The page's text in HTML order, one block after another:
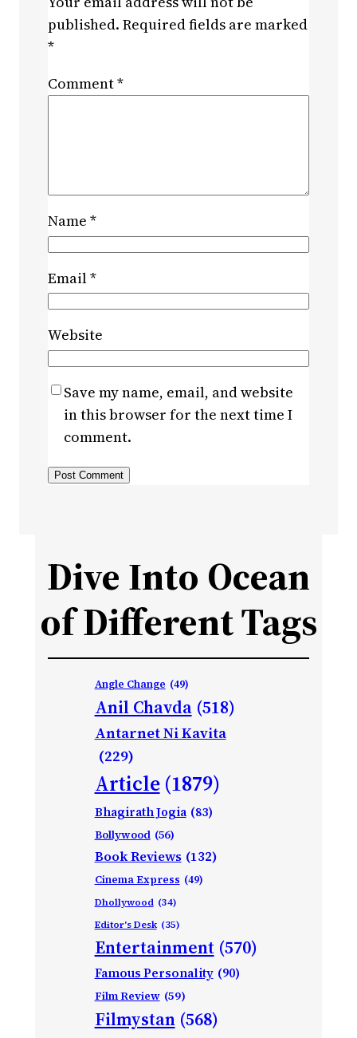
published. Required fields are marked
*
Comment*
Name *
Email*
Website
Save my name, email, and website
in this browser for the next time I
comment.
Dive Into Ocean
of Different Tags
Angle Change (49)
Anil Chavda (518)
Antarnet Ni Kavita
(229)
Article (1879)
Bhagirath Jogia (83)
Bollywood (56)
Book Reviews (132)
Cinema Express (49)
Dhollywood (34)
Editor's Desk (35)
Entertainment (570)
Famous Personality (90)
Film Review (59)
Filmystan (568)